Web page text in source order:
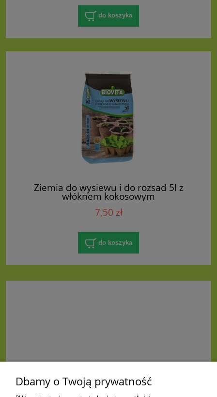
do koszyka
Ziemia do wysiewu i do rozsad 5l z
włóknem kokosowym
7,50 zł
do koszyka
Dbamy o Twoją prywatność